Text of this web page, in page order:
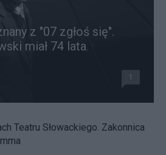
z "07 zgłoś się".
miał 74 lata
1
Teatru Słowackiego. Zakonnica